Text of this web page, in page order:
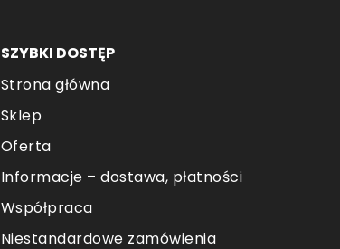
SZYBKI DOSTĘP
Strona główna
Sklep
Oferta
Informacje – dostawa, płatności
Współpraca
Niestandardowe zamówienia